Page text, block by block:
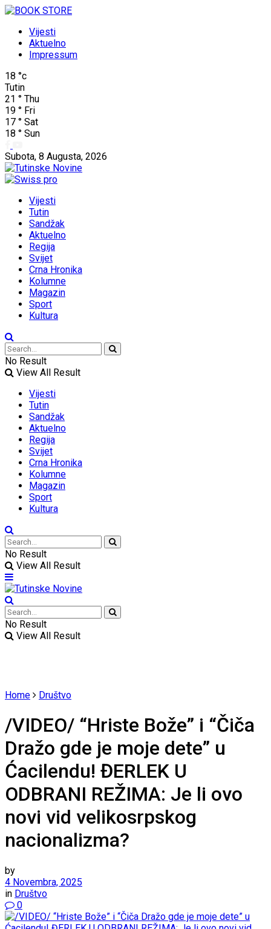
Vijesti
Aktuelno
Impressum
18 °c
Tutin
21 ° Thu
19 ° Fri
17 ° Sat
18 ° Sun
Subota, 8 Augusta, 2026
Vijesti
Tutin
Sandžak
Aktuelno
Regija
Svijet
Crna Hronika
Kolumne
Magazin
Sport
Kultura
No Result
View All Result
Vijesti
Tutin
Sandžak
Aktuelno
Regija
Svijet
Crna Hronika
Kolumne
Magazin
Sport
Kultura
No Result
View All Result
No Result
View All Result
Home Društvo
/VIDEO/ “Hriste Bože” i “Čiča
Dražo gde je moje dete” u
Ćacilendu! ĐERLEK U
ODBRANI REŽIMA: Je li ovo
novi vid velikosrpskog
nacionalizma?
by
4 Novembra, 2025
in Društvo
0